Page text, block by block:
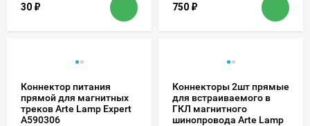
30 ₽ 750 ₽
Коннектор питания
прямой для магнитных
треков Arte Lamp Expert
A590306
Коннекторы 2шт прямые
для встраиваемого в
ГКЛ магнитного
шинопровода Arte Lamp